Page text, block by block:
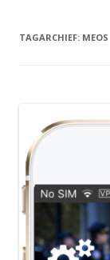
TAGARCHIEF: MEOS